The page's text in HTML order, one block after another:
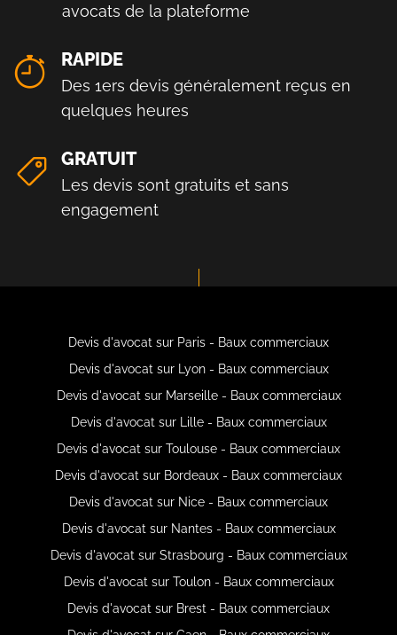
avocats de la plateforme
RAPIDE
Des 1ers devis généralement reçus en
quelques heures
GRATUIT
Les devis sont gratuits et sans
engagement
Devis d'avocat sur Paris - Baux commerciaux
Devis d'avocat sur Lyon - Baux commerciaux
Devis d'avocat sur Marseille - Baux commerciaux
Devis d'avocat sur Lille - Baux commerciaux
Devis d'avocat sur Toulouse - Baux commerciaux
Devis d'avocat sur Bordeaux - Baux commerciaux
Devis d'avocat sur Nice - Baux commerciaux
Devis d'avocat sur Nantes - Baux commerciaux
Devis d'avocat sur Strasbourg - Baux commerciaux
Devis d'avocat sur Toulon - Baux commerciaux
Devis d'avocat sur Brest - Baux commerciaux